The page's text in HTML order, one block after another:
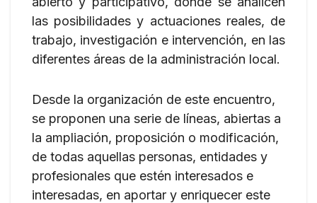
las posibilidades y actuaciones reales, de
trabajo, investigación e intervención, en las
diferentes áreas de la administración local.
Desde la organización de este encuentro,
se proponen una serie de líneas, abiertas a
la ampliación, proposición o modificación,
de todas aquellas personas, entidades y
profesionales que estén interesados e
interesadas, en aportar y enriquecer este